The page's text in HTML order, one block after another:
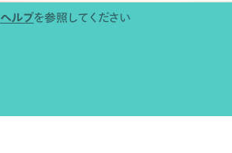
ヘルプを参照してください